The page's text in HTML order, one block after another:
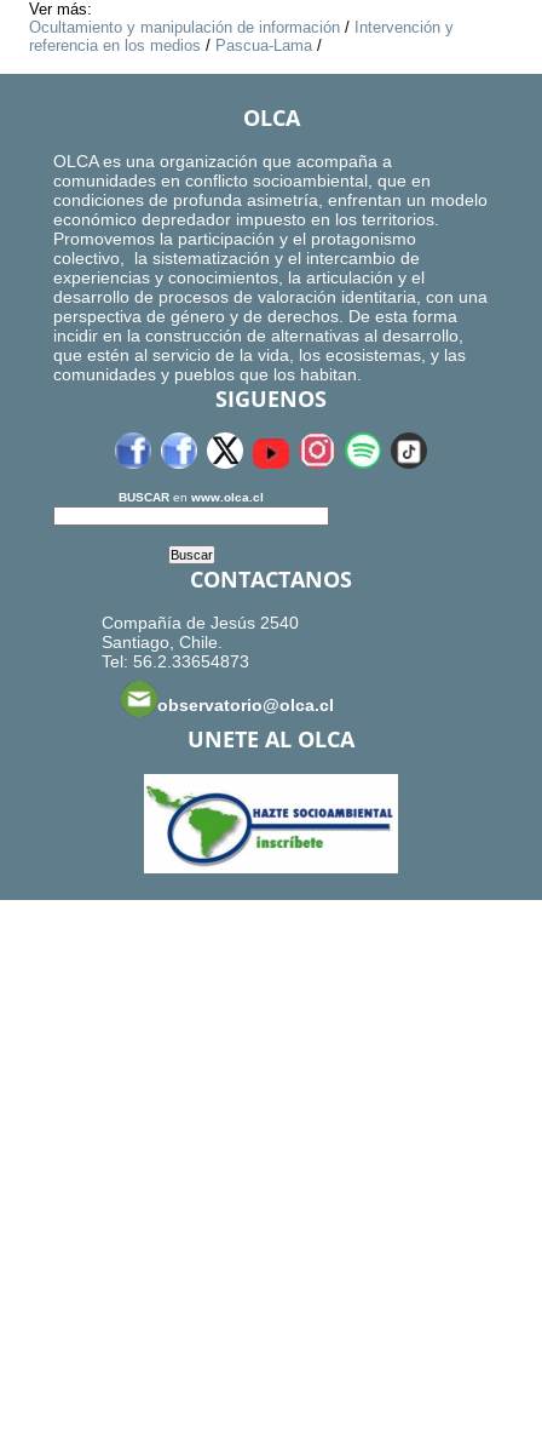
Ver más:
Ocultamiento y manipulación de información / Intervención y
referencia en los medios / Pascua-Lama/
OLCA
OLCA es una organización que acompaña a
comunidades en conflicto socioambiental, que en
condiciones de profunda asimetría, enfrentan un modelo
económico depredador impuesto en los territorios.
Promovemos la participación y el protagonismo
colectivo, la sistematización y el intercambio de
experiencias y conocimientos, la articulación y el
desarrollo de procesos de valoración identitaria, con una
perspectiva de género y de derechos. De esta forma
incidir en la construcción de alternativas al desarrollo,
que estén al servicio de la vida, los ecosistemas, y las
comunidades y pueblos que los habitan.
SIGUENOS
BUSCAR en www.olca.cl
CONTACTANOS
Compañía de Jesús 2540
Santiago, Chile.
Tel: 56.2.33654873
observatorio@olca.cl
UNETE AL OLCA